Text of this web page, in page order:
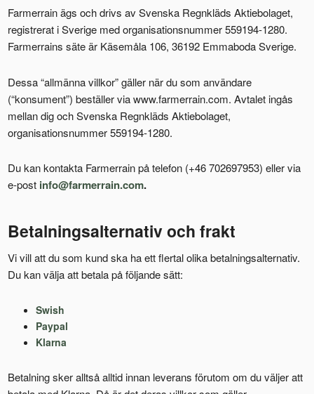
Farmerrain ägs och drivs av Svenska Regnkläds Aktiebolaget,
registrerat i Sverige med organisationsnummer 559194-1280.
Farmerrains säte är Käsemåla 106, 36192 Emmaboda Sverige.
Dessa “allmänna villkor” gäller när du som användare
(“konsument”) beställer via www.farmerrain.com. Avtalet ingås
mellan dig och Svenska Regnkläds Aktiebolaget,
organisationsnummer 559194-1280.
Du kan kontakta Farmerrain på telefon (+46 702697953) eller via
e-post info@farmerrain.com.
Betalningsalternativ och frakt
Vi vill att du som kund ska ha ett flertal olika betalningsalternativ.
Du kan välja att betala på följande sätt:
Swish
Paypal
Klarna
Betalning sker alltså alltid innan leverans förutom om du väljer att